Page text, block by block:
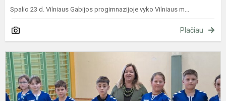
Spalio 23 d. Vilniaus Gabijos progimnazijoje vyko Vilniaus m...
Plačiau